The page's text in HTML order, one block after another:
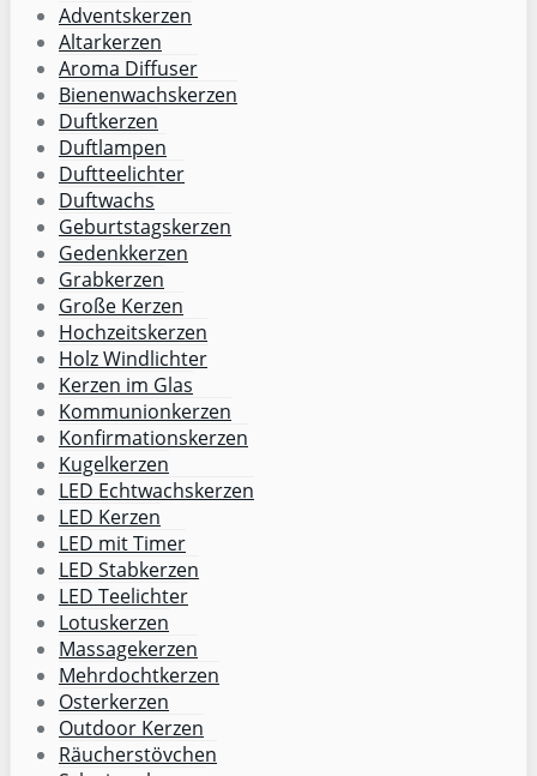
Adventskerzen
Altarkerzen
Aroma Diffuser
Bienenwachskerzen
Duftkerzen
Duftlampen
Duftteelichter
Duftwachs
Geburtstagskerzen
Gedenkkerzen
Grabkerzen
Große Kerzen
Hochzeitskerzen
Holz Windlichter
Kerzen im Glas
Kommunionkerzen
Konfirmationskerzen
Kugelkerzen
LED Echtwachskerzen
LED Kerzen
LED mit Timer
LED Stabkerzen
LED Teelichter
Lotuskerzen
Massagekerzen
Mehrdochtkerzen
Osterkerzen
Outdoor Kerzen
Räucherstövchen